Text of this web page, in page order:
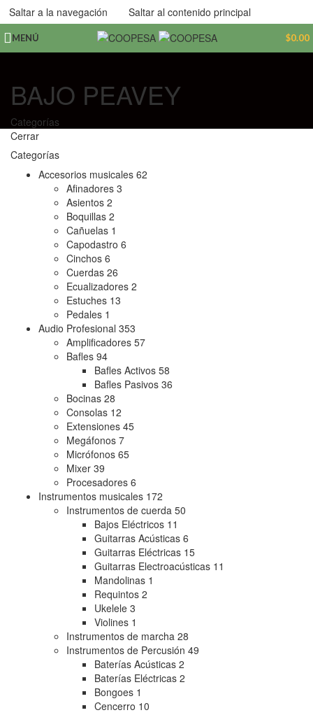
Saltar a la navegación Saltar al contenido principal
MENÚ $0.00
BAJO PEAVEY
Categorías
Cerrar
Categorías
Accesorios musicales 62
Afinadores 3
Asientos 2
Boquillas 2
Cañuelas 1
Capodastro 6
Cinchos 6
Cuerdas 26
Ecualizadores 2
Estuches 13
Pedales 1
Audio Profesional 353
Amplificadores 57
Bafles 94
Bafles Activos 58
Bafles Pasivos 36
Bocinas 28
Consolas 12
Extensiones 45
Megáfonos 7
Micrófonos 65
Mixer 39
Procesadores 6
Instrumentos musicales 172
Instrumentos de cuerda 50
Bajos Eléctricos 11
Guitarras Acústicas 6
Guitarras Eléctricas 15
Guitarras Electroacústicas 11
Mandolinas 1
Requintos 2
Ukelele 3
Violines 1
Instrumentos de marcha 28
Instrumentos de Percusión 49
Baterías Acústicas 2
Baterías Eléctricas 2
Bongoes 1
Cencerro 10